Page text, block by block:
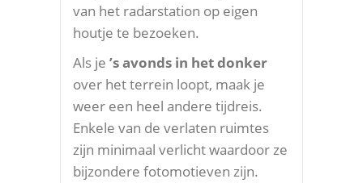
van het radarstation op eigen
houtje te bezoeken.
Als je ’s avonds in het donker
over het terrein loopt, maak je
weer een heel andere tijdreis.
Enkele van de verlaten ruimtes
zijn minimaal verlicht waardoor ze
bijzondere fotomotieven zijn.